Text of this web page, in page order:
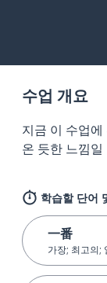
수업 개요
지금 이 수업
온 듯한 느낌일
학습할 단어
一番
가장; 최고의;